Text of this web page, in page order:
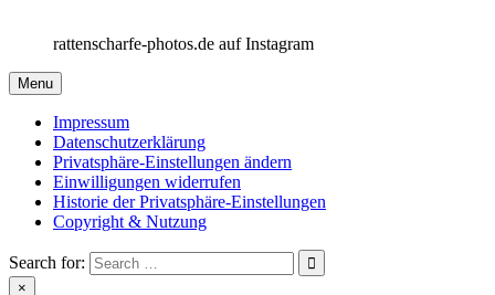
rattenscharfe-photos.de auf Instagram
Menu
Impressum
Datenschutzerklärung
Privatsphäre-Einstellungen ändern
Einwilligungen widerrufen
Historie der Privatsphäre-Einstellungen
Copyright & Nutzung
Search for:
×